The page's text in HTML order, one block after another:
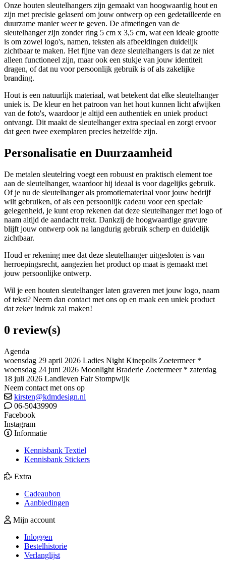
Onze houten sleutelhangers zijn gemaakt van hoogwaardig hout en
zijn met precisie gelaserd om jouw ontwerp op een gedetailleerde en
duurzame manier weer te geven. De afmetingen van de
sleutelhanger zijn zonder ring 5 cm x 3,5 cm, wat een ideale grootte
is om zowel logo's, namen, teksten als afbeeldingen duidelijk
zichtbaar te maken. Het fijne van deze sleutelhangers is dat ze niet
alleen functioneel zijn, maar ook een stukje van jouw identiteit
dragen, of dat nu voor persoonlijk gebruik is of als zakelijke
branding.
Hout is een natuurlijk materiaal, wat betekent dat elke sleutelhanger
uniek is. De kleur en het patroon van het hout kunnen licht afwijken
van de foto's, waardoor je altijd een authentiek en uniek product
ontvangt. Dit maakt de sleutelhanger extra speciaal en zorgt ervoor
dat geen twee exemplaren precies hetzelfde zijn.
Personalisatie en Duurzaamheid
De metalen sleutelring voegt een robuust en praktisch element toe
aan de sleutelhanger, waardoor hij ideaal is voor dagelijks gebruik.
Of je nu de sleutelhanger als promotiemateriaal voor jouw bedrijf
wilt gebruiken, of als een persoonlijk cadeau voor een speciale
gelegenheid, je kunt erop rekenen dat deze sleutelhanger met logo of
naam altijd de aandacht trekt. Dankzij de hoogwaardige gravure
blijft jouw ontwerp ook na langdurig gebruik scherp en duidelijk
zichtbaar.
Houd er rekening mee dat deze sleutelhanger uitgesloten is van
herroepingsrecht, aangezien het product op maat is gemaakt met
jouw persoonlijke ontwerp.
Wil je een houten sleutelhanger laten graveren met jouw logo, naam
of tekst? Neem dan contact met ons op en maak een uniek product
dat zeker indruk zal maken!
0 review(s)
Agenda
woensdag 29 april 2026 Ladies Night Kinepolis Zoetermeer *
woensdag 24 juni 2026 Moonlight Braderie Zoetermeer * zaterdag
18 juli 2026 Landleven Fair Stompwijk
Neem contact met ons op
kirsten@kdmdesign.nl
06-50439909
Facebook
Instagram
Informatie
Kennisbank Textiel
Kennisbank Stickers
Extra
Cadeaubon
Aanbiedingen
Mijn account
Inloggen
Bestelhistorie
Verlanglijst